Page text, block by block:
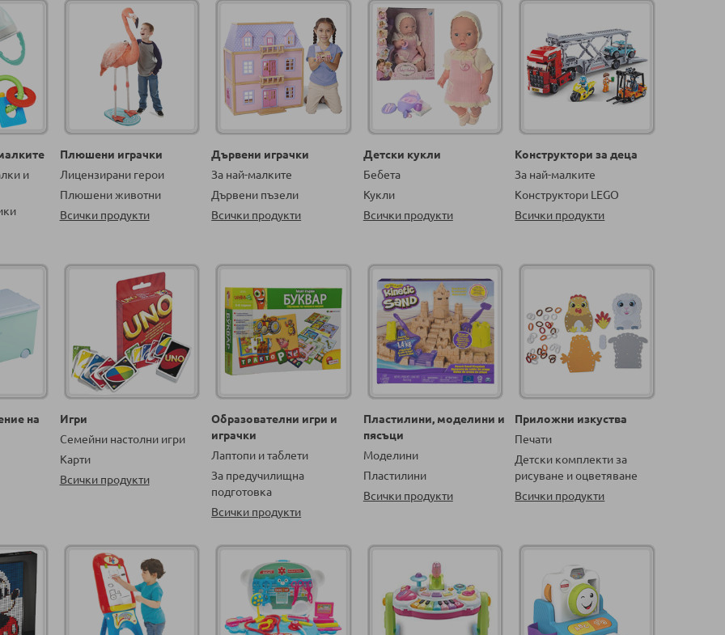
и
Плюшени играчки
Лицензирани герои
Плюшени животни
Всички продукти
Дървени играчки
За най-малките
Дървени пъзели
Всички продукти
Детски кукли
Бебета
Кукли
Всички продукти
Конструктори за деца
За най-малките
Конструктори LEGO
Всички продукти
на
Игри
Семейни настолни игри
Карти
Всички продукти
Образователни игри и
играчки
Лаптопи и таблети
За предучилищна
подготовка
Всички продукти
Пластилини, моделини и
пясъци
Моделини
Пластилини
Всички продукти
Приложни изкуства
Печати
Детски комплекти за
рисуване и оцветяване
Всички продукти